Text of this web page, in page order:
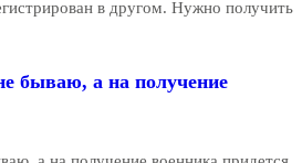
в другом. Нужно получить
бываю, а на получение